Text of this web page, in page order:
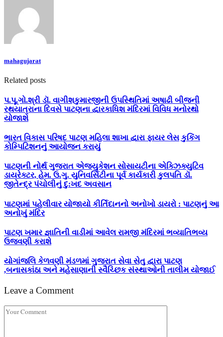
mahagujarat
Related posts
પ.પૂ.ગો.શ્રી ડૉ. વાગીશકુમારજીની ઉપસ્થિતિમાં અષાઢી બીજની
રથયાત્રાના દિવસે પાટણના દ્વારકાધિશ મંદિરમાં વિવિધ મનોરથો
યોજાશે
ભારત વિકાસ પરિષદ પાટણ મહિલા શાખા દ્વારા ફાયર લેસ કુકિંગ
કોમ્પિટિશનનું આયોજન કરાયું
પાટણની નોર્થ ગુજરાત એજ્યુકેશન સોસાયટીના એક્ઝિક્યુટિવ
ડાયરેક્ટર, હેમ. ઉ.ગુ. યુનિવર્સિટીના પૂર્વ કાર્યકારી કુલપતિ ડૉ.
જીતેન્દ્ર પંચોલીનું દુ:ખદ અવસાન
પાટણમાં પહેલીવાર યોજાયો કીર્તિદાનનો અનોખો ડાયરો : પાટણનું આ
અનોખું મંદિર
પાટણ ખમાર જ્ઞાતિની વાડીમાં આવેલ રામજી મંદિરમાં ભવ્યાતિભવ્ય
ઉજવણી કરાશે
યોગાંજલિ કેળવણી મંડળમાં ગુજરાત સેવા સેતુ દ્વારા પાટણ
,બનાસકાંઠા અને મહેસાણાની સ્વૈચ્છિક સંસ્થાઓની તાલીમ યોજાઈ
Leave a Comment